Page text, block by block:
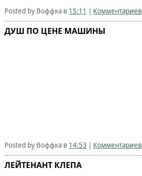
Posted by Воффка в 15:11 | Комментариев
ДУШ ПО ЦЕНЕ МАШИНЫ
Posted by Воффка в 14:53 | Комментариев
ЛЕЙТЕНАНТ КЛЕПА